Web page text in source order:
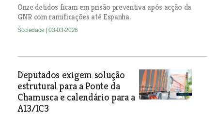
Onze detidos ficam em prisão preventiva após acção da
GNR com ramificações até Espanha.
Sociedade | 03-03-2026
Deputados exigem solução
estrutural para a Ponte da
Chamusca e calendário para a
A13/IC3